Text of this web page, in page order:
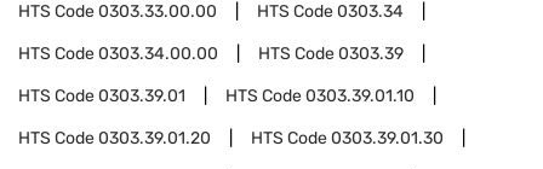
HTS Code0303.33.00.00 HTS Code0303.34
HTS Code0303.34.00.00 HTS Code0303.39
HTS Code0303.39.01 HTS Code0303.39.01.10
HTS Code0303.39.01.20 HTS Code0303.39.01.30